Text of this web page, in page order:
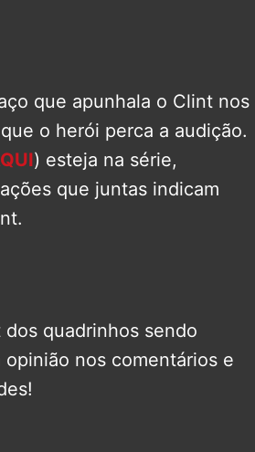
que apunhala o Clint nos
o herói perca a audição.
) esteja na série,
que juntas indicam
quadrinhos sendo
nos comentários e